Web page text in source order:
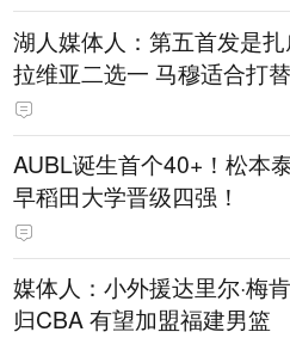
湖人媒体人：第五首发是
拉维亚二选一 马穆适合打
AUBL诞生首个40+！松本
早稻田大学晋级四强！
媒体人：小外援达里尔·梅
归CBA 有望加盟福建男篮